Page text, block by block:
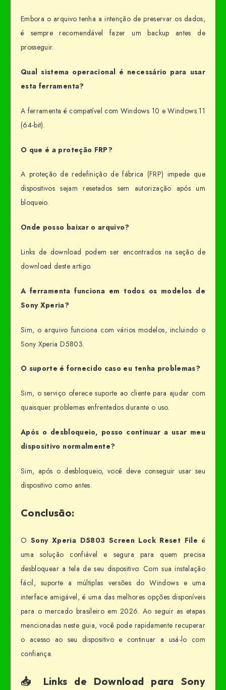
Embora o arquivo tenha a intenção de preservar os dados,
é sempre recomendável fazer um backup antes de
prosseguir.
Qual sistema operacional é necessário para usar
esta ferramenta?
A ferramenta é compatível com Windows 10 e Windows 11
(64-bit).
O que é a proteção FRP?
A proteção de redefinição de fábrica (FRP) impede que
dispositivos sejam resetados sem autorização após um
bloqueio.
Onde posso baixar o arquivo?
Links de download podem ser encontrados na seção de
download deste artigo.
A ferramenta funciona em todos os modelos de
Sony Xperia?
Sim, o arquivo funciona com vários modelos, incluindo o
Sony Xperia D5803.
O suporte é fornecido caso eu tenha problemas?
Sim, o serviço oferece suporte ao cliente para ajudar com
quaisquer problemas enfrentados durante o uso.
Após o desbloqueio, posso continuar a usar meu
dispositivo normalmente?
Sim, após o desbloqueio, você deve conseguir usar seu
dispositivo como antes.
Conclusão:
O Sony Xperia D5803 Screen Lock Reset File é
uma solução confiável e segura para quem precisa
desbloquear a tela de seu dispositivo. Com sua instalação
fácil, suporte a múltiplas versões do Windows e uma
interface amigável, é uma das melhores opções disponíveis
para o mercado brasileiro em 2026. Ao seguir as etapas
mencionadas neste guia, você pode rapidamente recuperar
o acesso ao seu dispositivo e continuar a usá-lo com
confiança.
📥 Links de Download para Sony